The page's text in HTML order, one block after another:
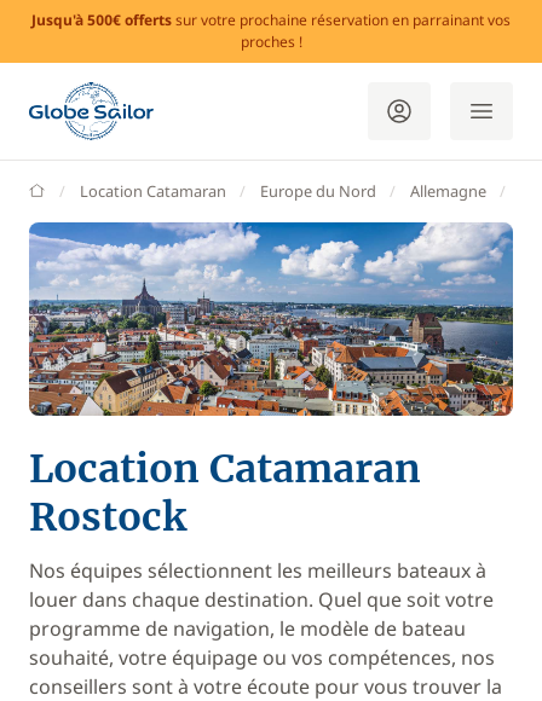
Jusqu'à 500€ offertssur votre prochaine réservation en parrainant vos
proches !
GlobeSailor
Location Catamaran Europe du Nord Allemagne
Location Catamaran
Rostock
Nos équipes sélectionnent les meilleurs bateaux à
louer dans chaque destination. Quel que soit votre
programme de navigation, le modèle de bateau
souhaité, votre équipage ou vos compétences, nos
conseillers sont à votre écoute pour vous trouver la